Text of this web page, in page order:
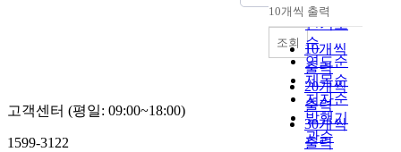
u
순
인기도
순
연도순
제목순
저자순
발행기
관순
내림차순
10개씩 출력
10개씩
출력
20개씩
출력
30개씩
출력
조회
고객센터 (평일: 09:00~18:00)
1599-3122